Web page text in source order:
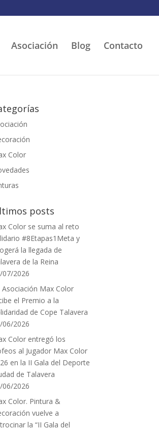
Asociación Blog Contacto
Color
posts
Color se suma al reto
#8Etapas1Meta y
la llegada de
de la Reina
07/2026
Asociación Max Color
el Premio a la
de Cope Talavera
06/2026
Color entregó los
al Jugador Max Color
en la II Gala del Deporte
de Talavera
06/2026
Color. Pintura &
vuelve a
la “II Gala del